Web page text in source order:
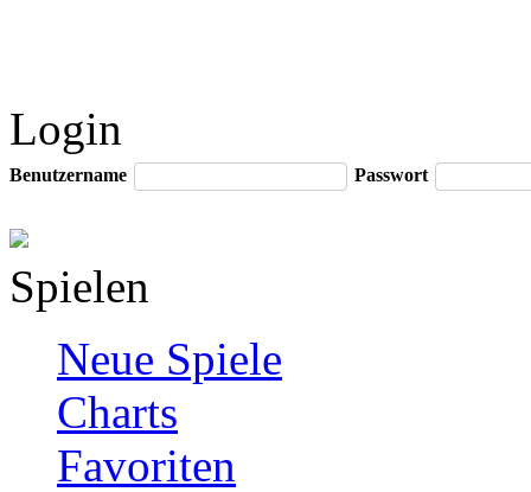
Login
Benutzername Passwort
Spielen
Neue Spiele
Charts
Favoriten